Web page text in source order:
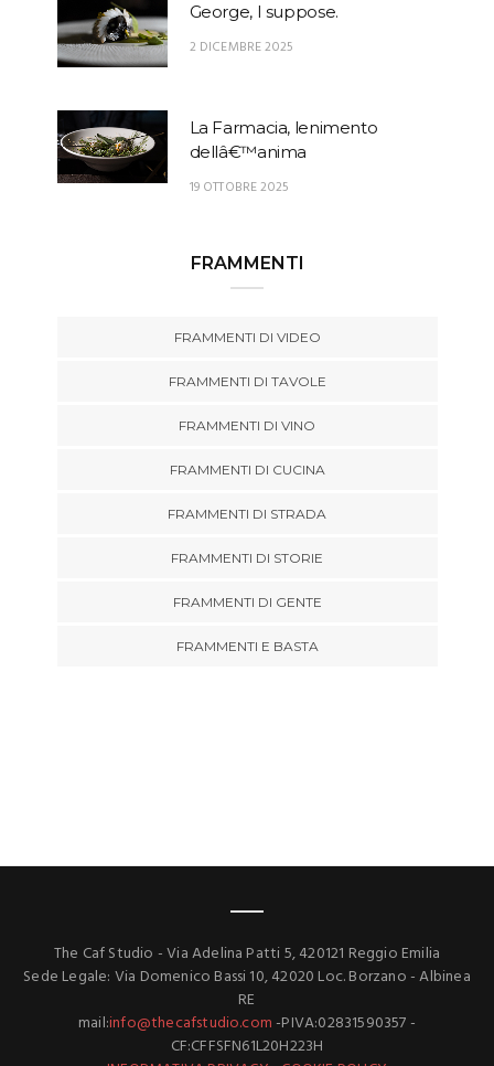
George, I suppose.
2 DICEMBRE 2025
La Farmacia, lenimento
dellâ€™anima
19 OTTOBRE 2025
FRAMMENTI
FRAMMENTI DI VIDEO
FRAMMENTI DI TAVOLE
FRAMMENTI DI VINO
FRAMMENTI DI CUCINA
FRAMMENTI DI STRADA
FRAMMENTI DI STORIE
FRAMMENTI DI GENTE
FRAMMENTI E BASTA
The Caf Studio - Via Adelina Patti 5, 420121 Reggio Emilia
Sede Legale: Via Domenico Bassi 10, 42020 Loc. Borzano - Albinea
RE
mail:info@thecafstudio.com-PIVA:02831590357 -
CF:CFFSFN61L20H223H